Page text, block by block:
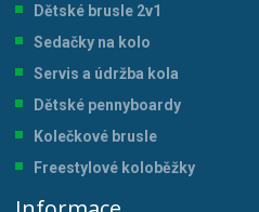
Dětské brusle 2v1
Sedačky na kolo
Servis a údržba kola
Dětské pennyboardy
Kolečkové brusle
Freestylové koloběžky